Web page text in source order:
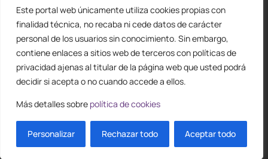
Este portal web únicamente utiliza cookies propias con
finalidad técnica, no recaba ni cede datos de carácter
personal de los usuarios sin conocimiento. Sin embargo,
contiene enlaces a sitios web de terceros con políticas de
privacidad ajenas al titular de la página web que usted podrá
decidir si acepta o no cuando accede a ellos.
Más detalles sobre política de cookies
Personalizar Rechazar todo Aceptar todo
28027 – España)
912 60 05 55 |+34 601 23 09 14
info@staging.tutiendadesegundamano.com
Diseño y creación web byPublydea© |Todos los derechos reservados
ES